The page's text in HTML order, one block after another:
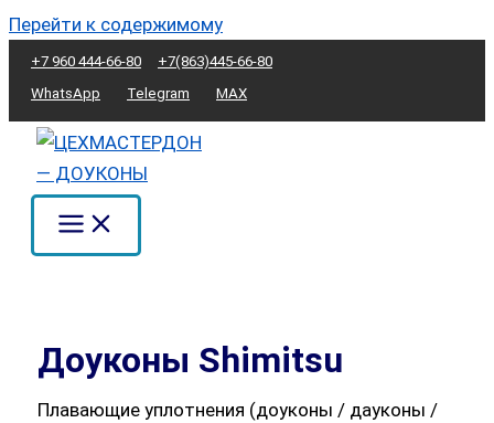
Перейти к содержимому
+7 960 444-66-80
+7(863)445-66-80
WhatsApp
Telegram MAX
Доуконы Shimitsu
Плавающие уплотнения (доуконы / дауконы /